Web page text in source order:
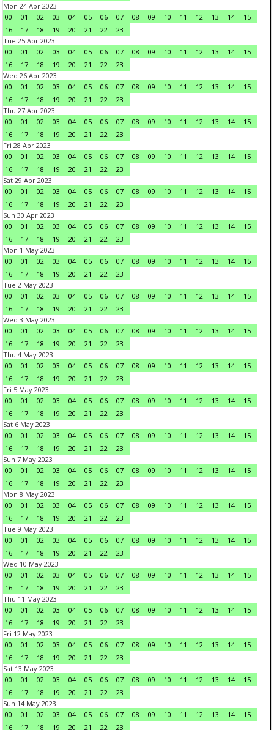
Mon 24 Apr 2023
00
01 02 03 04 05 06 07 08 09 10 11 12 13 14
15
16
17 18 19 20 21 22
23
Tue 25 Apr 2023
00
01 02 03 04 05 06 07 08 09 10 11 12 13 14
15
16
17 18 19 20 21 22
23
Wed 26 Apr 2023
00
01 02 03 04 05 06 07 08 09 10 11 12 13 14
15
16
17 18 19 20 21 22
23
Thu 27 Apr 2023
00
01 02 03 04 05 06 07 08 09 10 11 12 13 14
15
16
17 18 19 20 21 22
23
Fri 28 Apr 2023
00
01 02 03 04 05 06 07 08 09 10 11 12 13 14
15
16
17 18 19 20 21 22
23
Sat 29 Apr 2023
00
01 02 03 04 05 06 07 08 09 10 11 12 13 14
15
16
17 18 19 20 21 22
23
Sun 30 Apr 2023
00
01 02 03 04 05 06 07 08 09 10 11 12 13 14
15
16
17 18 19 20 21 22
23
Mon 1 May 2023
00
01 02 03 04 05 06 07 08 09 10 11 12 13 14
15
16
17 18 19 20 21 22
23
Tue 2 May 2023
00
01 02 03 04 05 06 07 08 09 10 11 12 13 14
15
16
17 18 19 20 21 22
23
Wed 3 May 2023
00
01 02 03 04 05 06 07 08 09 10 11 12 13 14
15
16
17 18 19 20 21 22
23
Thu 4 May 2023
00
01 02 03 04 05 06 07 08 09 10 11 12 13 14
15
16
17 18 19 20 21 22
23
Fri 5 May 2023
00
01 02 03 04 05 06 07 08 09 10 11 12 13 14
15
16
17 18 19 20 21 22
23
Sat 6 May 2023
00
01 02 03 04 05 06 07 08 09 10 11 12 13 14
15
16
17 18 19 20 21 22
23
Sun 7 May 2023
00
01 02 03 04 05 06 07 08 09 10 11 12 13 14
15
16
17 18 19 20 21 22
23
Mon 8 May 2023
00
01 02 03 04 05 06 07 08 09 10 11 12 13 14
15
16
17 18 19 20 21 22
23
Tue 9 May 2023
00
01 02 03 04 05 06 07 08 09 10 11 12 13 14
15
16
17 18 19 20 21 22
23
Wed 10 May 2023
00
01 02 03 04 05 06 07 08 09 10 11 12 13 14
15
16
17 18 19 20 21 22
23
Thu 11 May 2023
00
01 02 03 04 05 06 07 08 09 10 11 12 13 14
15
16
17 18 19 20 21 22
23
Fri 12 May 2023
00
01 02 03 04 05 06 07 08 09 10 11 12 13 14
15
16
17 18 19 20 21 22
23
Sat 13 May 2023
00
01 02 03 04 05 06 07 08 09 10 11 12 13 14
15
16
17 18 19 20 21 22
23
Sun 14 May 2023
00
01 02 03 04 05 06 07 08 09 10 11 12 13 14
15
16
17 18 19 20 21 22 23